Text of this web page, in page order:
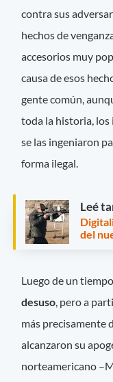
contra sus
hechos de
accesorios muy
causa de esos
gente común,
toda la historia, los
se las ingeniaron
forma ilegal.
Leé
del
Luego de un
desuso, pero a
más precisamente
alcanzaron su
norteamericano